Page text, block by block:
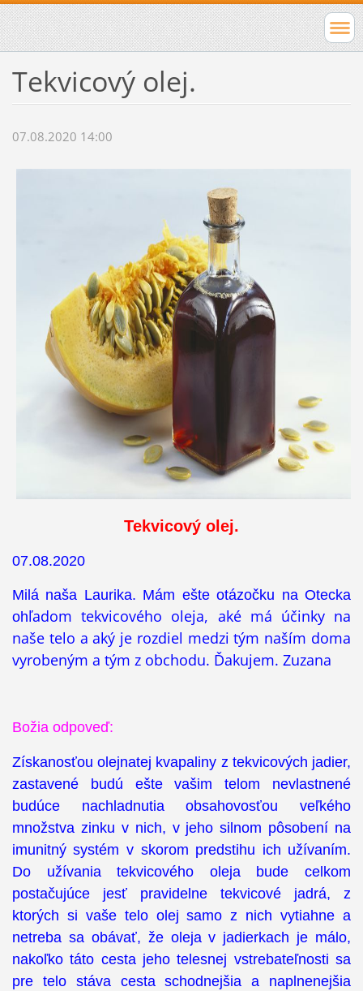
Tekvicový olej.
07.08.2020 14:00
Tekvicový olej.
07.08.2020
Milá naša Laurika. Mám ešte otázočku na Otecka
ohľadom tekvicového oleja, aké má účinky na
naše telo a aký je rozdiel medzi tým naším doma
vyrobeným a tým z obchodu. Ďakujem. Zuzana
Božia odpoveď:
Získanosťou olejnatej kvapaliny z tekvicových jadier,
zastavené budú ešte vašim telom nevlastnené
budúce nachladnutia obsahovosťou veľkého
množstva zinku v nich, v jeho silnom pôsobení na
imunitný systém v skorom predstihu ich užívaním.
Do užívania tekvicového oleja bude celkom
postačujúce jesť pravidelne tekvicové jadrá, z
ktorých si vaše telo olej samo z nich vytiahne a
netreba sa obávať, že oleja v jadierkach je málo,
nakoľko táto cesta jeho telesnej vstrebateľnosti sa
pre telo stáva cesta schodnejšia a naplnenejšia